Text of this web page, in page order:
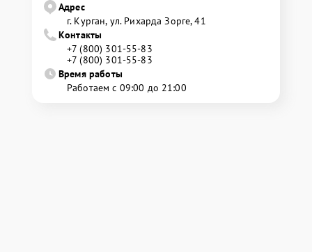
Адрес
г. Курган, ул. Рихарда Зорге, 41
Контакты
+7 (800) 301-55-83
+7 (800) 301-55-83
Время работы
Работаем с 09:00 до 21:00